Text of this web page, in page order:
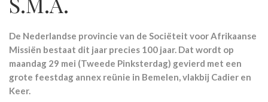
De Nederlandse provincie van de Sociëteit voor Afrikaanse
Missiën bestaat dit jaar precies 100 jaar. Dat wordt op
maandag 29 mei (Tweede Pinksterdag) gevierd met een
grote feestdag annex reünie in Bemelen, vlakbij Cadier en
Keer.